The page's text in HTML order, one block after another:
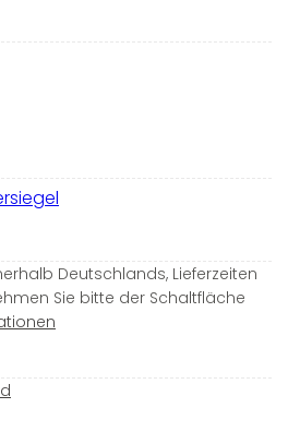
Deutschlands, Lieferzeiten
Sie bitte der Schaltfläche